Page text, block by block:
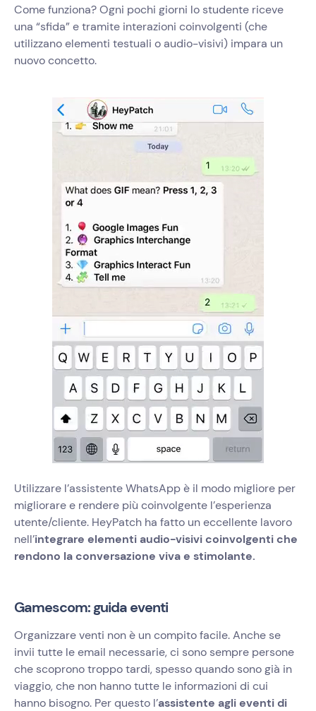
Come funziona? Ogni pochi giorni lo studente riceve
una “sfida” e tramite interazioni coinvolgenti (che
utilizzano elementi testuali o audio-visivi) impara un
nuovo concetto.
Utilizzare l’assistente WhatsApp è il modo migliore per
migliorare e rendere più coinvolgente l’esperienza
utente/cliente. HeyPatch ha fatto un eccellente lavoro
nell’integrare elementi audio-visivi coinvolgenti che
rendono la conversazione viva e stimolante.
Gamescom: guida eventi
Organizzare venti non è un compito facile. Anche se
invii tutte le email necessarie, ci sono sempre persone
che scoprono troppo tardi, spesso quando sono già in
viaggio, che non hanno tutte le informazioni di cui
hanno bisogno. Per questo l’assistente agli eventi di